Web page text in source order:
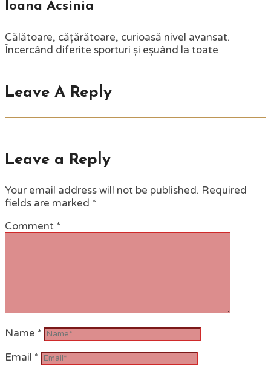
Ioana Acsinia
Călătoare, cățărătoare, curioasă nivel avansat.
Încercând diferite sporturi și eșuând la toate
Leave A Reply
Leave a Reply
Your email address will not be published. Required
fields are marked *
Comment *
Name *
Email *